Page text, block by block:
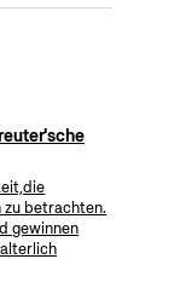
betrachten.
gewinnen